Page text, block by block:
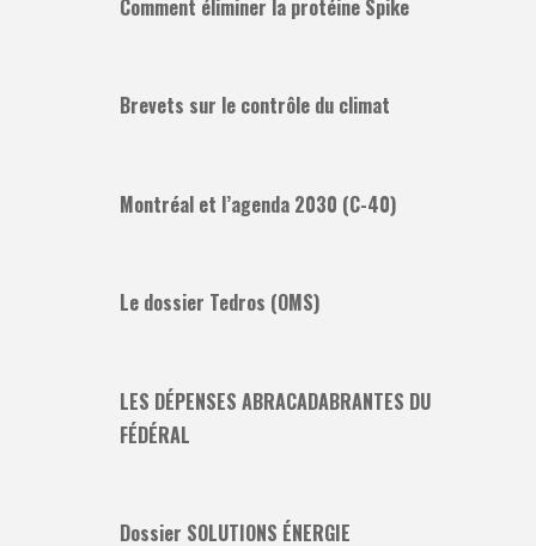
Comment éliminer la protéine Spike
Brevets sur le contrôle du climat
Montréal et l’agenda 2030 (C-40)
Le dossier Tedros (OMS)
LES DÉPENSES ABRACADABRANTES DU
FÉDÉRAL
Dossier SOLUTIONS ÉNERGIE